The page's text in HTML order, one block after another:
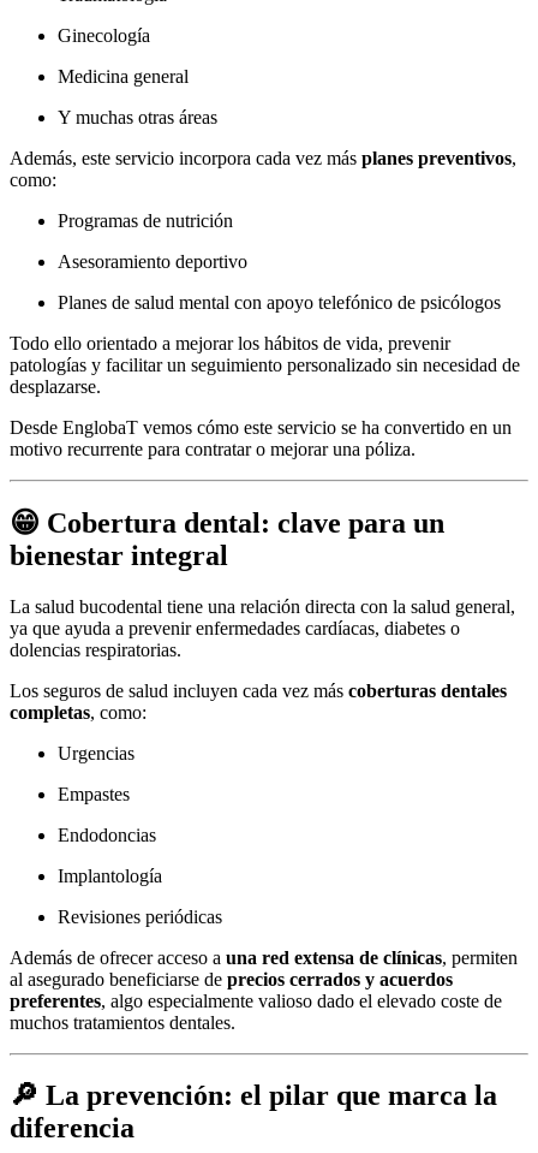
Ginecología
Medicina general
Y muchas otras áreas
Además, este servicio incorpora cada vez más planes preventivos,
como:
Programas de nutrición
Asesoramiento deportivo
Planes de salud mental con apoyo telefónico de psicólogos
Todo ello orientado a mejorar los hábitos de vida, prevenir
patologías y facilitar un seguimiento personalizado sin necesidad de
desplazarse.
Desde EnglobaT vemos cómo este servicio se ha convertido en un
motivo recurrente para contratar o mejorar una póliza.
😁 Cobertura dental: clave para un
bienestar integral
La salud bucodental tiene una relación directa con la salud general,
ya que ayuda a prevenir enfermedades cardíacas, diabetes o
dolencias respiratorias.
Los seguros de salud incluyen cada vez más coberturas dentales
completas, como:
Urgencias
Empastes
Endodoncias
Implantología
Revisiones periódicas
Además de ofrecer acceso a una red extensa de clínicas, permiten
al asegurado beneficiarse de precios cerrados y acuerdos
preferentes, algo especialmente valioso dado el elevado coste de
muchos tratamientos dentales.
🔎 La prevención: el pilar que marca la
diferencia